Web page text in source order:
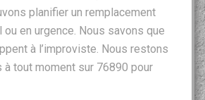
planifier un remplacement
en urgence. Nous savons que
à l’improviste. Nous restons
tout moment sur 76890 pour